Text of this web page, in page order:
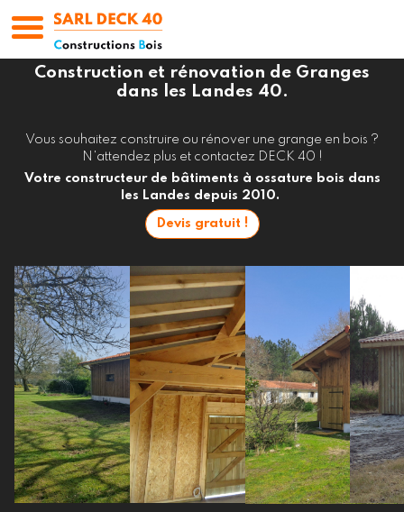
Construction et rénovation de Granges
dans les Landes 40.
Vous souhaitez construire ou rénover une grange en bois ?
N'attendez plus et contactez DECK 40 !
Votre constructeur de bâtiments à ossature bois dans
les Landes depuis 2010.
Devis gratuit !